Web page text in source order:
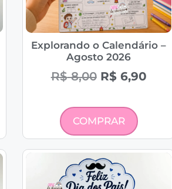
Explorando o Calendário –
Agosto 2026
R$8,00 R$6,90
COMPRAR